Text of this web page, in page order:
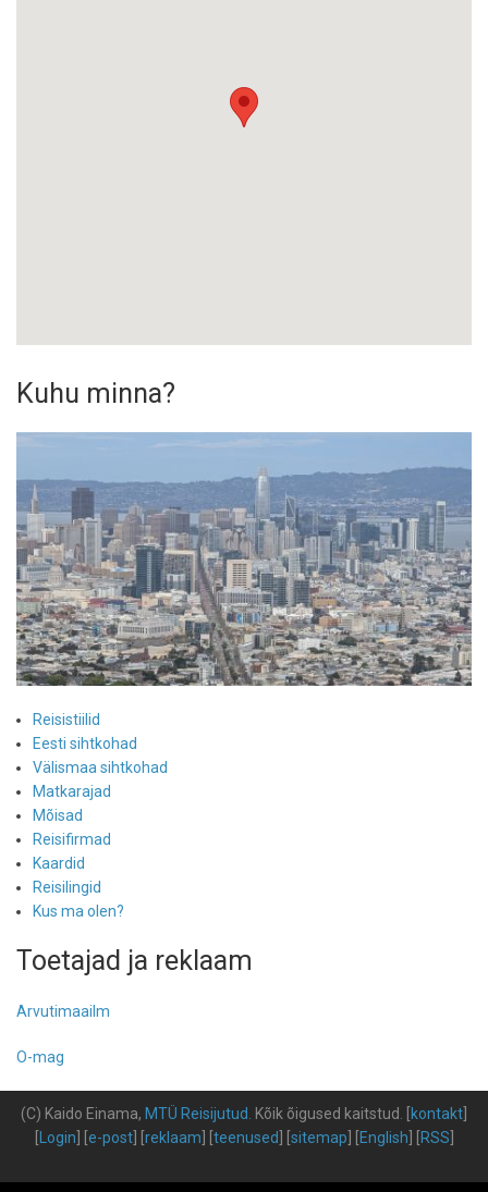
Kuhu minna?
Reisistiilid
Eesti sihtkohad
Välismaa sihtkohad
Matkarajad
Mõisad
Reisifirmad
Kaardid
Reisilingid
Kus ma olen?
Toetajad ja reklaam
Arvutimaailm
O-mag
(C) Kaido Einama, MTÜ Reisijutud Kõik õigused kaitstud kontakt
Login e-post] [ reklaam teenused sitemap English RSS